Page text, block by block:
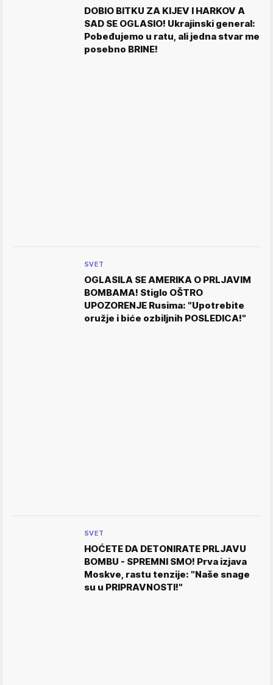
DOBIO BITKU ZA KIJEV I HARKOV A
SAD SE OGLASIO! Ukrajinski general:
Pobeđujemo u ratu, ali jedna stvar me
posebno BRINE!
SVET
OGLASILA SE AMERIKA O PRLJAVIM
BOMBAMA! Stiglo OŠTRO
UPOZORENJE Rusima: "Upotrebite
oružje i biće ozbiljnih POSLEDICA!"
SVET
HOĆETE DA DETONIRATE PRLJAVU
BOMBU - SPREMNI SMO! Prva izjava
Moskve, rastu tenzije: "Naše snage
su u PRIPRAVNOSTI!"